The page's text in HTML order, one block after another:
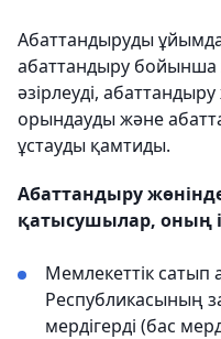
Абаттандыруды
абаттандыру
әзірлеуді,
орындауды және
ұстауды қамтиды.
Абаттандыру
қатысушылар, оның
Мемлекеттік сатып
Республикасының
мердігерді (бас